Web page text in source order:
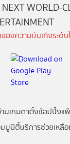
WORLD-
องความบันเทิงระดั
นเกมตาตั้งช้อปปิ้งแ
มูนิตี้บริการช่วยเหลื